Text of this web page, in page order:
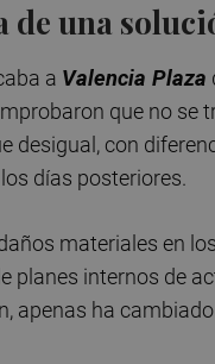
una
a Valencia Plaza
que no se
desigual, con
días posteriores.
materiales en
planes internos de
apenas ha